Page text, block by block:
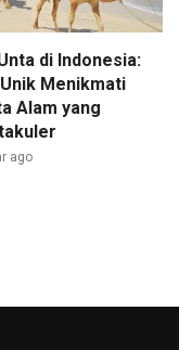
di Indonesia:
Menikmati
Alam yang
ago